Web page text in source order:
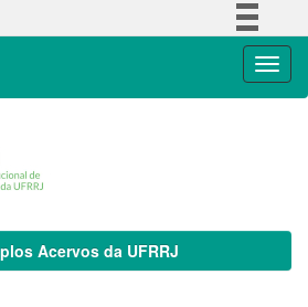
Acervos da UFRRJ